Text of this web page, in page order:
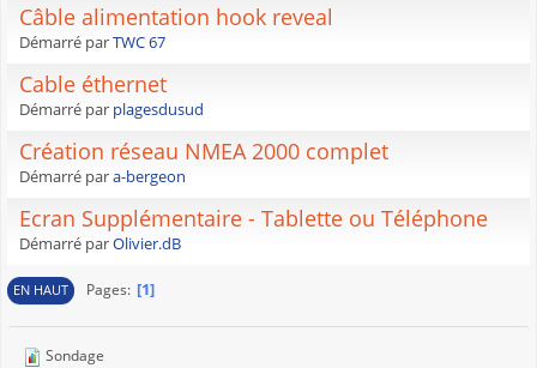
Câble alimentation hook reveal
Démarré parTWC 67
Cable éthernet
Démarré par plagesdusud
Création réseau NMEA 2000 complet
Démarré para-bergeon
Ecran Supplémentaire - Tablette ou Téléphone
Démarré parOlivier.dB
EN HAUT Pages 1
Sondage